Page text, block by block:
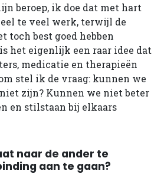
beroep, ik doe dat met hart
te veel werk, terwijl de
toch best goed hebben
het eigenlijk een raar idee dat
medicatie en therapieën
stel ik de vraag: kunnen we
zijn? Kunnen we niet beter
en stilstaan bij elkaars
naar de ander te
aan te gaan?